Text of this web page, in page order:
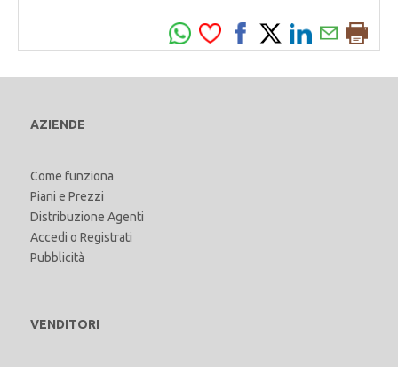
AZIENDE
Come funziona
Piani e Prezzi
Distribuzione Agenti
Accedi o Registrati
Pubblicità
VENDITORI